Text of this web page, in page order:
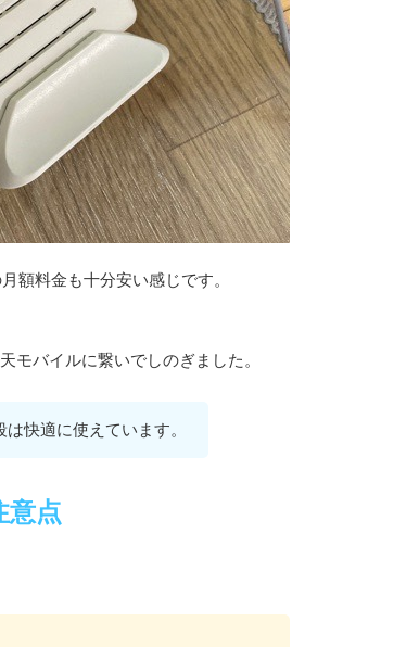
額料金も十分安い感じです。
モバイルに繋いでしのぎました。
快適に使えています。
意点